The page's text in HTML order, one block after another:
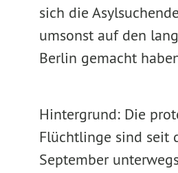
sich die
umsonst auf den
Berlin gemacht
Hintergrund: Die
Flüchtlinge sind seit
September